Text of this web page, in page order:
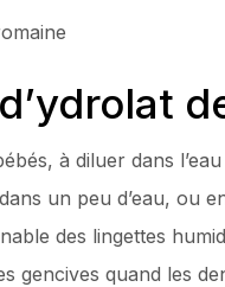
à diluer dans
un peu d’eau, ou
des lingettes
gencives quand les